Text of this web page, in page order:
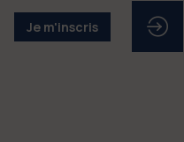
Je m'inscris